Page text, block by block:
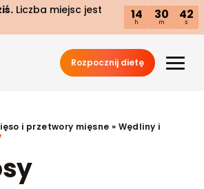
Liczba miejsc jest
14
h
30
m
41
s
Rozpocznij dietę
i przetwory mięsne » Wędliny i